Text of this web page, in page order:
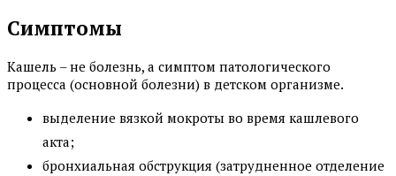
Симптомы
Кашель – не болезнь, а симптом патологического
процесса (основной болезни) в детском организме.
выделение вязкой мокроты во время кашлевого
акта;
бронхиальная обструкция (затрудненное отделение